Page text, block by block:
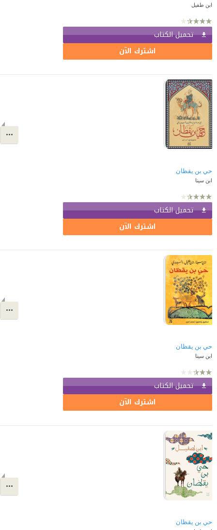
ابن طفيل
تحميل الكتاب
اشترك الآن
حي بن يقظان
ابن سينا
تحميل الكتاب
اشترك الآن
حي بن يقظان
ابن سينا
تحميل الكتاب
اشترك الآن
حي بن يقظان